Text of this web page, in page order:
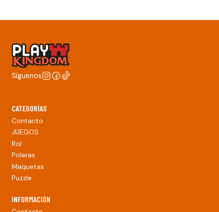
Síguenos
CATEGORÍAS
Contacto
JUEGOS
Rol
Poleras
Maquetas
Puzzle
INFORMACIÓN